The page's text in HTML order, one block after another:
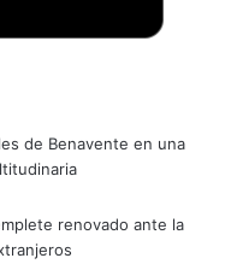
de Benavente en una
renovado ante la